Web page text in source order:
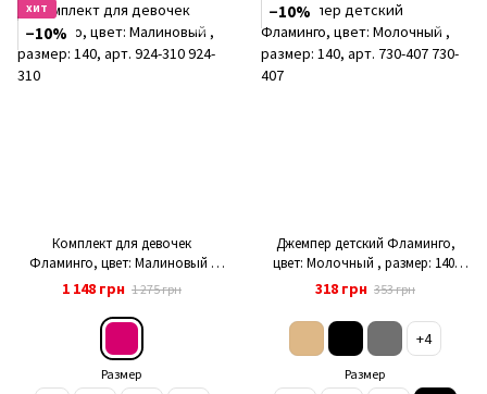
ХИТ
−10%
Комплект для девочек
Фламинго, цвет: Малиновый ,
размер: 140, арт. 924-310
1 148 грн 1 275 грн
Размер
−10%
Джемпер детский Фламинго,
цвет: Молочный , размер: 140,
арт. 730-407
318 грн 353 грн
+4
Размер